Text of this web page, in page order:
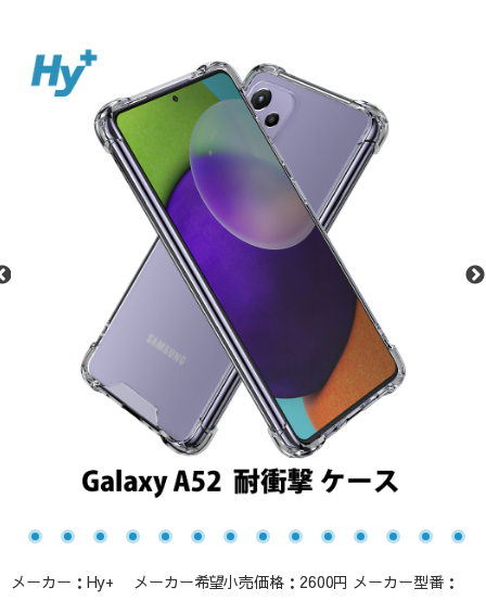
メーカー：Hy+ メーカー希望小売価格：2600円 メーカー型番：